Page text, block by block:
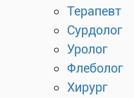
Терапевт
Сурдолог
Уролог
Флеболог
Хирург